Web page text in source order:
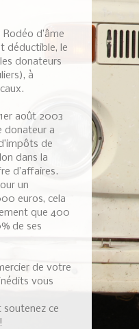
d’âme
déductible, le
donateurs
à
août 2003
donateur a
de
dans la
d’affaires.
un
euros, cela
que 400
de ses
de votre
vous
soutenez ce